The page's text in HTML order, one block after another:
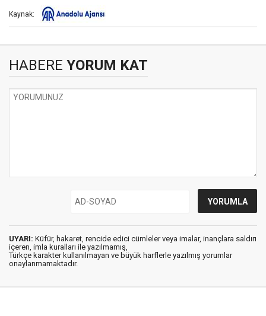
Kaynak:
HABERE YORUM KAT
UYARI: Küfür, hakaret, rencide edici cümleler veya imalar, inançlara saldırı
içeren, imla kuralları ile yazılmamış,
Türkçe karakter kullanılmayan ve büyük harflerle yazılmış yorumlar
onaylanmamaktadır.